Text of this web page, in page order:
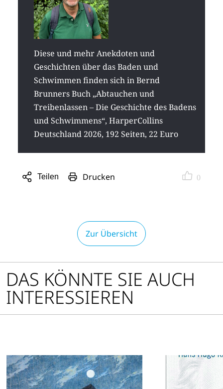
Diese und mehr Anekdoten und
Geschichten über das Baden und
Schwimmen finden sich in Bernd
Brunners Buch „Abtauchen und
Treibenlassen – Die Geschichte des Badens
und Schwimmens“, HarperCollins
Deutschland 2026, 192 Seiten, 22 Euro
Teilen
Sharing
Drucken 0
Zur Übersicht
DAS KÖNNTE SIE AUCH
INTERESSIEREN